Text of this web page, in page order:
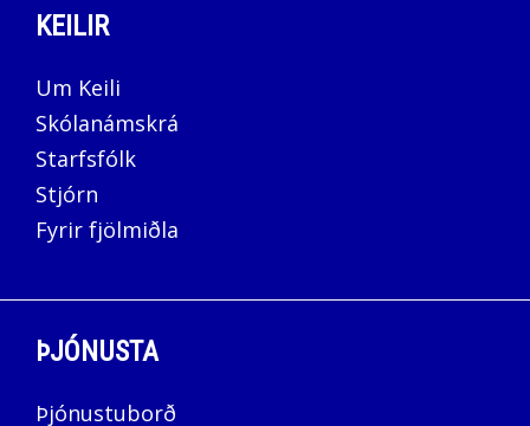
KEILIR
Um Keili
Skólanámskrá
Starfsfólk
Stjórn
Fyrir fjölmiðla
ÞJÓNUSTA
Þjónustuborð